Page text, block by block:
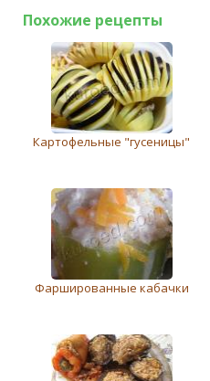
Похожие рецепты
Картофельные "гусеницы"
Фаршированные кабачки